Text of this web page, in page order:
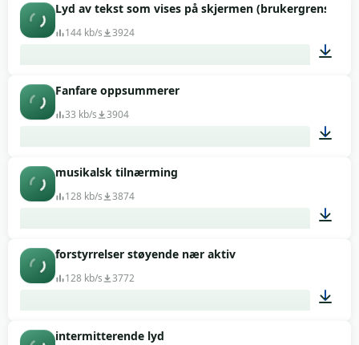
00:04
Lyd av tekst som vises på skjermen
144 kb/s 3924
Fanfare oppsummerer
33 kb/s 3904
musikalsk tilnærming
128 kb/s 3874
forstyrrelser støyende nær aktiv
128 kb/s 3772
intermitterende lyd